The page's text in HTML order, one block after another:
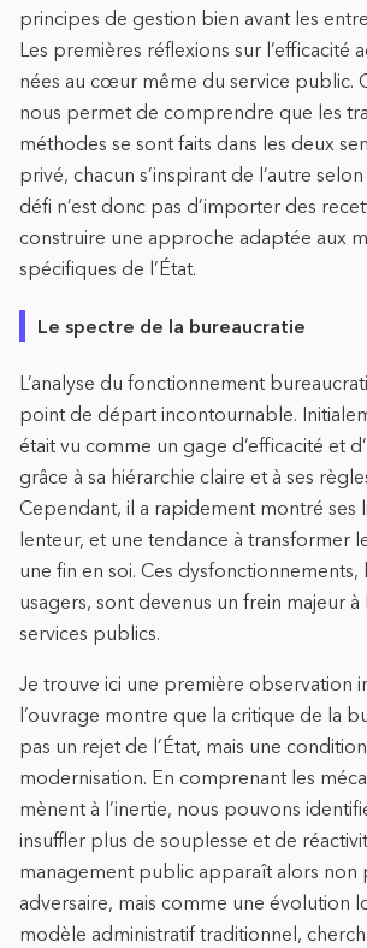
principes de gestion bien avant les
Les premières réflexions sur l’efficacité
nées au cœur même du service public.
nous permet de comprendre que les
méthodes se sont faits dans les deux
privé, chacun s’inspirant de l’autre
défi n’est donc pas d’importer des
construire une approche adaptée aux
spécifiques de l’État.
Le spectre de la bureaucratie
L’analyse du fonctionnement
point de départ incontournable.
était vu comme un gage d’efficacité et
grâce à sa hiérarchie claire et à ses
Cependant, il a rapidement montré ses
lenteur, et une tendance à transformer
une fin en soi. Ces dysfonctionnements,
usagers, sont devenus un frein majeur à
services publics.
Je trouve ici une première observation
l’ouvrage montre que la critique de la
pas un rejet de l’État, mais une
modernisation. En comprenant les
mènent à l’inertie, nous pouvons
insuffler plus de souplesse et de
management public apparaît alors non
adversaire, mais comme une évolution
modèle administratif traditionnel,